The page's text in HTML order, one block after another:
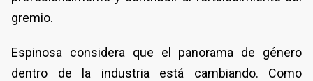
gremio.
Espinosa considera que el panorama de género
dentro de la industria está cambiando. Como